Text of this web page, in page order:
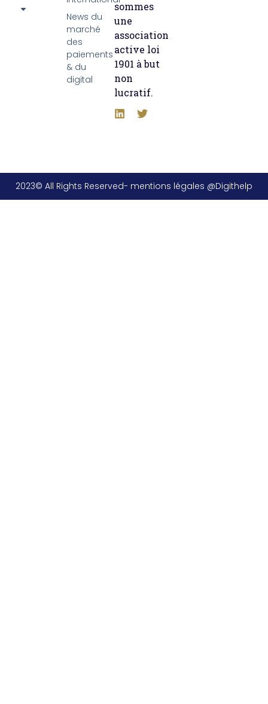
sommes
une
association
active loi
1901 à but
non
lucratif.
News du
marché
des
paiements
& du
digital
2023© All Rights Reserved- mentions légales @Digithelp